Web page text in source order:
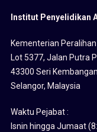
Institut Penyelidikan
Kementerian
Lot 5377, Jalan Putra
43300 Seri
Selangor, Malaysia
Waktu Pejabat :
Isnin hingga Jumaat